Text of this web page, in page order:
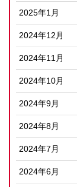
2025年1月
2024年12月
2024年11月
2024年10月
2024年9月
2024年8月
2024年7月
2024年6月